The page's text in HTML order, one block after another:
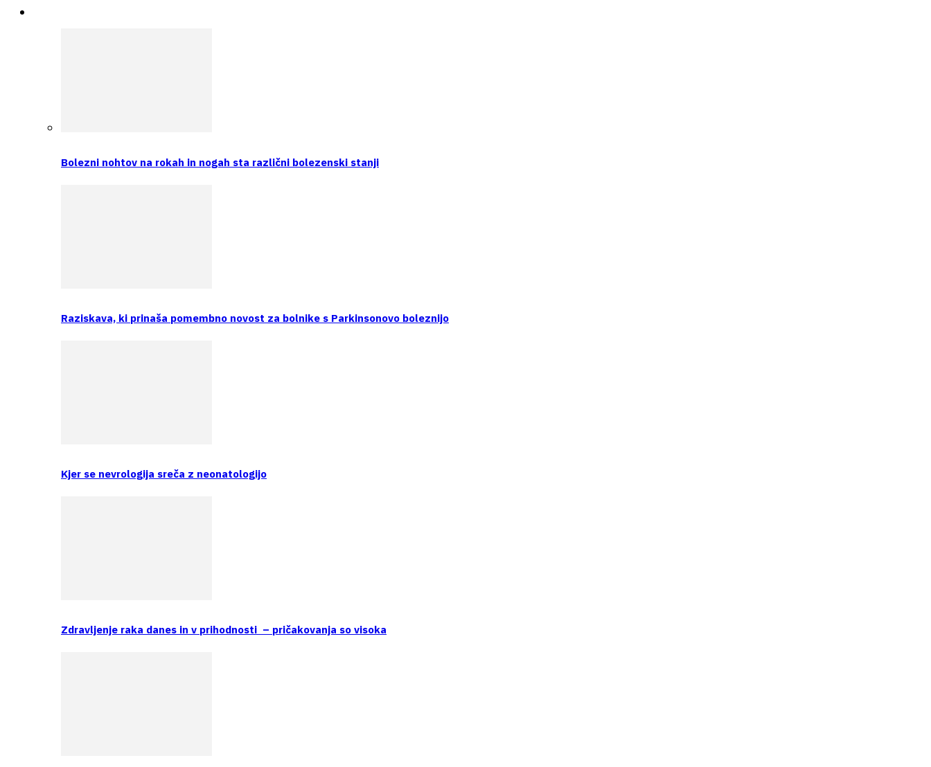
Bolezni nohtov na rokah in nogah sta različni bolezenski stanji
Raziskava, ki prinaša pomembno novost za bolnike s Parkinsonovo boleznijo
Kjer se nevrologija sreča z neonatologijo
Zdravljenje raka danes in v prihodnosti – pričakovanja so visoka